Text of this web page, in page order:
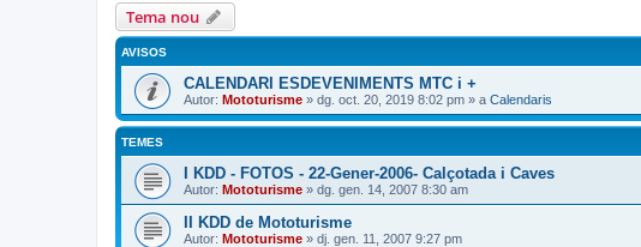
Tema nou
AVISOS
CALENDARI ESDEVENIMENTS MTC i +
Autor: Mototurisme » dg. oct. 20, 2019 8:02 pm » a Calendaris
TEMES
I KDD - FOTOS - 22-Gener-2006- Calçotada i Caves
Autor: Mototurisme » dg. gen. 14, 2007 8:30 am
II KDD de Mototurisme
Autor: Mototurisme » dj. gen. 11, 2007 9:27 pm